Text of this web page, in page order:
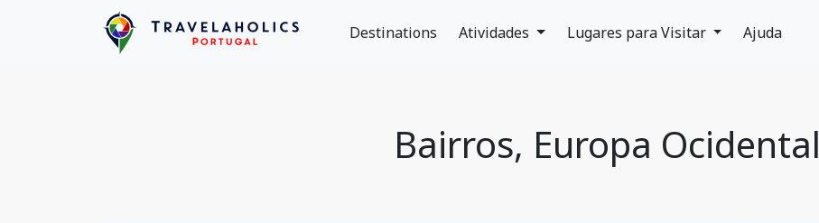
Destinations Atividades Lugares para Visitar Ajuda
Bairros, Europa Ocidental